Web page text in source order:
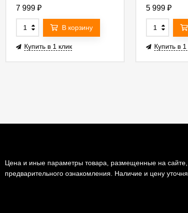
7 999 ₽
В корзину
Купить в 1 клик
5 999 ₽
Купить в 1
Цена и иные параметры товара, размещенные на
предварительного ознакомления. Наличие и цену